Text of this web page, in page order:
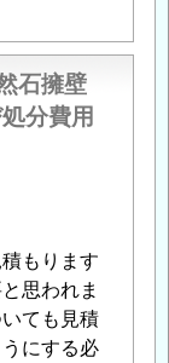
石擁壁
分費用
もります
思われま
ても見積
にする必